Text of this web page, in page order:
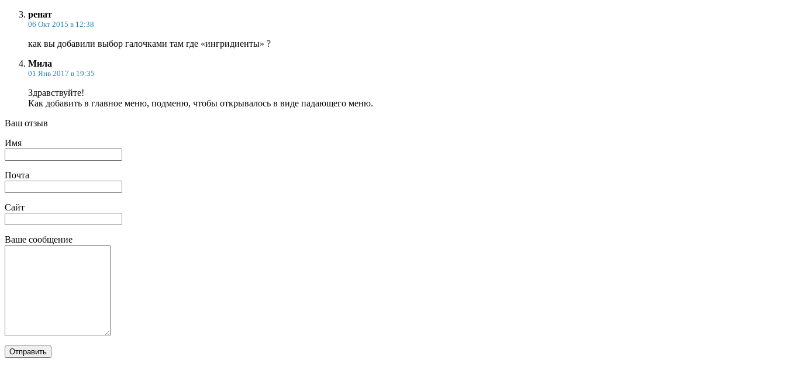
ренат
06 Окт 2015 в 12:38
как вы добавили выбор галочками там где «ингридиенты» ?
Мила
01 Янв 2017 в 19:35
Здравствуйте!
Как добавить в главное меню, подменю, чтобы открывалось в виде падающего меню.
Ваш отзыв
Имя
Почта
Сайт
Ваше сообщение